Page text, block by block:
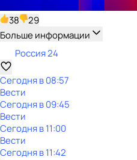
38
29
Больше информации
Россия 24
Сегодня в 08:57
Вести
Сегодня в 09:45
Вести
Сегодня в 11:00
Вести
Сегодня в 11:42